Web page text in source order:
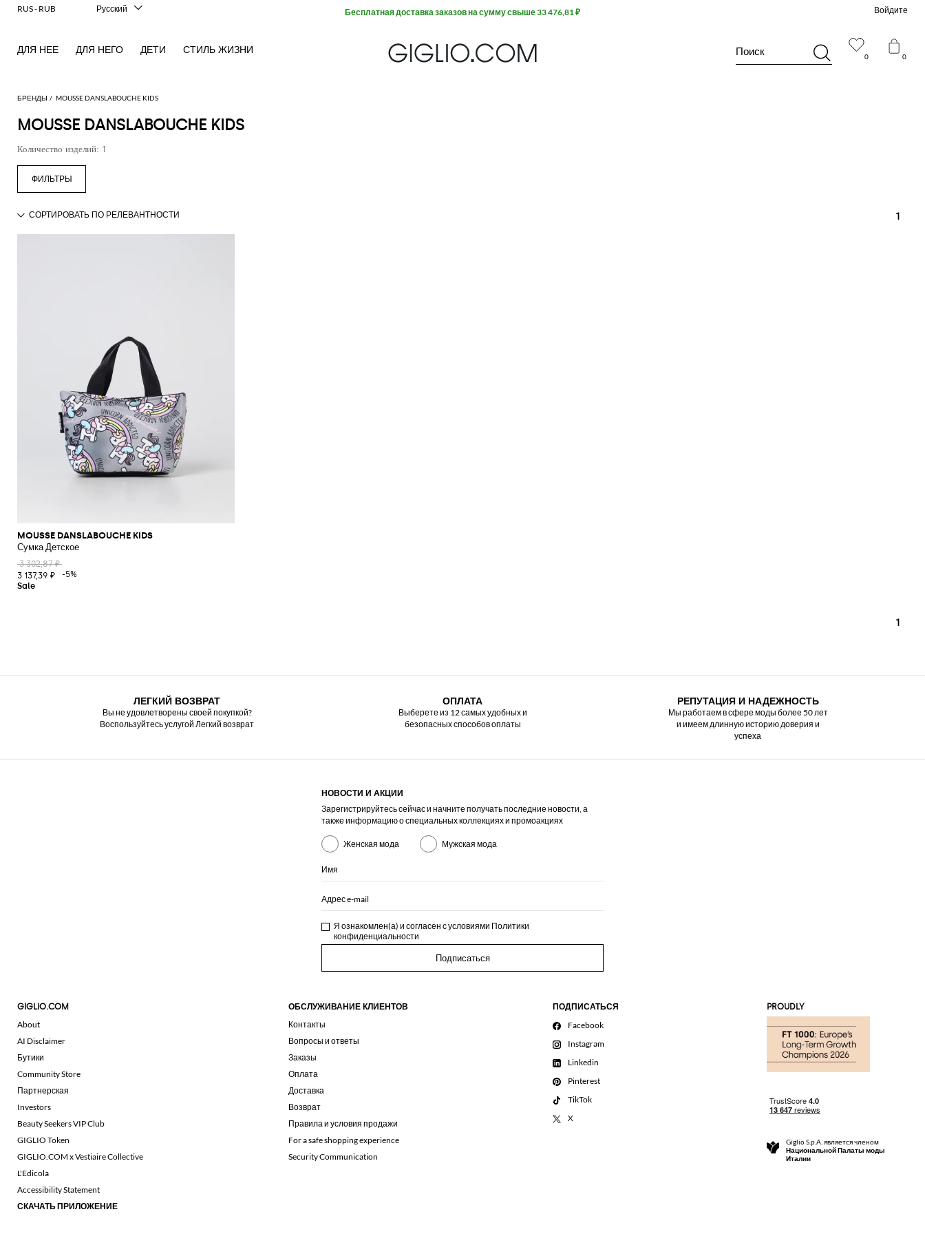
БРЕНДЫ MOUSSE DANSLABOUCHE KIDS
MOUSSE DANSLABOUCHE KIDS
Количество изделий: 1
1
MOUSSE DANSLABOUCHE KIDS
Сумка Детское
3 302,87 ₽
3 137,39 ₽
-5%
1
0 0
Поиск
Войдите
ДЛЯ НЕЕ ДЛЯ НЕГО ДЕТИ СТИЛЬ ЖИЗНИ
Бесплатная доставка заказов на сумму свыше 33 476,81 ₽
RUS - RUB
Русский
Français
中文
한국어
ЛЕГКИЙ ВОЗВРАТ
Вы не удовлетворены своей покупкой?
Воспользуйтесь услугой Легкий возврат
ОПЛАТА
Выберете из 12 самых удобных и
безопасных способов оплаты
РЕПУТАЦИЯ И НАДЕЖНОСТЬ
Мы работаем в сфере моды более 50 лет
и имеем длинную историю доверия и
успеха
НОВОСТИ И АКЦИИ
Зарегистрируйтесь сейчас и начните получать последние новости, а
также информацию о специальных коллекциях и промоакциях
Женская мода Мужская мода
Имя
Адрес e-mail
Я ознакомлен(а) и согласен с условиями Политики
конфиденциальности
Подписаться
GIGLIO.COM
About
AI Disclaimer
Бутики
Community Store
Партнерская
Investors
Beauty Seekers VIP Club
GIGLIO Token
GIGLIO.COM x Vestiaire Collective
L'Edicola
Accessibility Statement
СКАЧАТЬ ПРИЛОЖЕНИЕ
ОБСЛУЖИВАНИЕ КЛИЕНТОВ
Контакты
Вопросы и ответы
Заказы
Оплата
Доставка
Возврат
Правила и условия продажи
For a safe shopping experience
Security Communication
ПОДПИСАТЬСЯ
Facebook
Instagram
Linkedin
Pinterest
TikTok
X
PROUDLY
Giglio S.p.A. является членом
Национальной Палаты моды
Италии